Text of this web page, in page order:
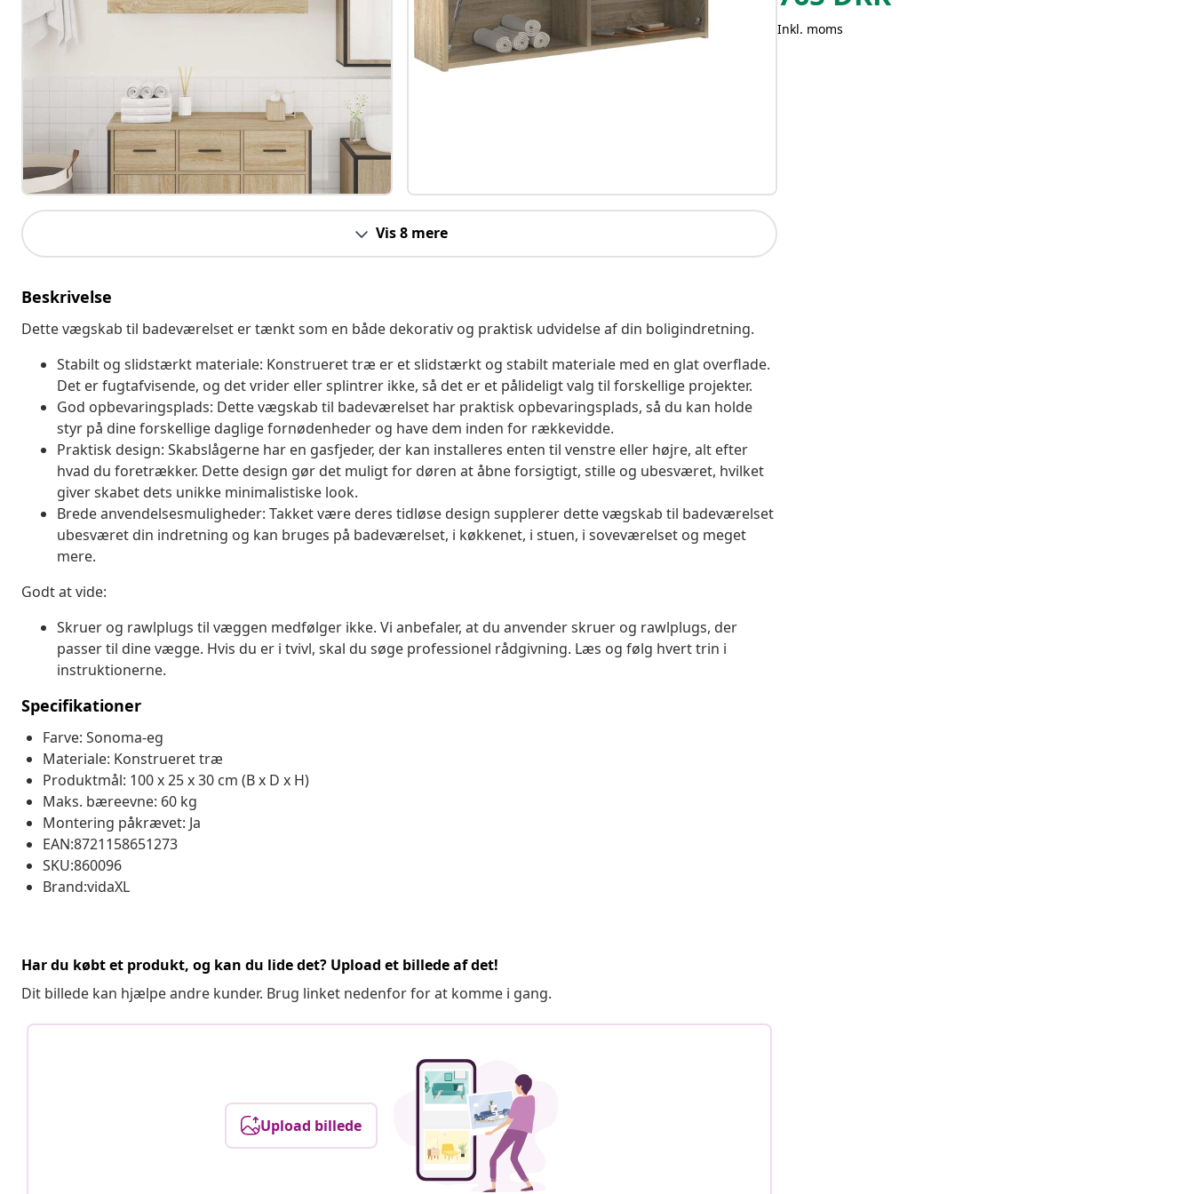
Vis 8 mere
Beskrivelse
Dette vægskab til badeværelset er tænkt som en både dekorativ og praktisk udvidelse af din boligindretning.
Stabilt og slidstærkt materiale: Konstrueret træ er et slidstærkt og stabilt materiale med en glat overflade.
Det er fugtafvisende, og det vrider eller splintrer ikke, så det er et pålideligt valg til forskellige projekter.
God opbevaringsplads: Dette vægskab til badeværelset har praktisk opbevaringsplads, så du kan holde
styr på dine forskellige daglige fornødenheder og have dem inden for rækkevidde.
Praktisk design: Skabslågerne har en gasfjeder, der kan installeres enten til venstre eller højre, alt efter
hvad du foretrækker. Dette design gør det muligt for døren at åbne forsigtigt, stille og ubesværet, hvilket
giver skabet dets unikke minimalistiske look.
Brede anvendelsesmuligheder: Takket være deres tidløse design supplerer dette vægskab til badeværelset
ubesværet din indretning og kan bruges på badeværelset, i køkkenet, i stuen, i soveværelset og meget
mere.
Godt at vide:
Skruer og rawlplugs til væggen medfølger ikke. Vi anbefaler, at du anvender skruer og rawlplugs, der
passer til dine vægge. Hvis du er i tvivl, skal du søge professionel rådgivning. Læs og følg hvert trin i
instruktionerne.
Specifikationer
Farve: Sonoma-eg
Materiale: Konstrueret træ
Produktmål: 100 x 25 x 30 cm (B x D x H)
Maks. bæreevne: 60 kg
Montering påkrævet: Ja
EAN:8721158651273
SKU:860096
Brand:vidaXL
Har du købt et produkt, og kan du lide det? Upload et billede af det!
Dit billede kan hjælpe andre kunder. Brug linket nedenfor for at komme i gang.
Upload billede
Inkl. moms